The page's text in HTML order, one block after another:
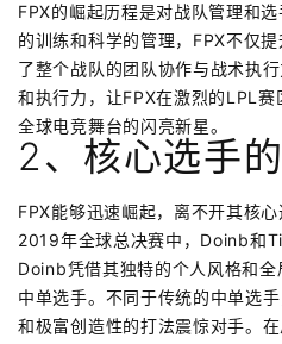
FPX的崛起历程是对战队管理和
的训练和科学的管理，FPX不仅
了整个战队的团队协作与战术执
和执行力，让FPX在激烈的LPL
全球电竞舞台的闪亮新星。
2、核心选手
FPX能够迅速崛起，离不开其核
2019年全球总决赛中，Doinb和
Doinb凭借其独特的个人风格和
中单选手。不同于传统的中单选
和极富创造性的打法震惊对手。